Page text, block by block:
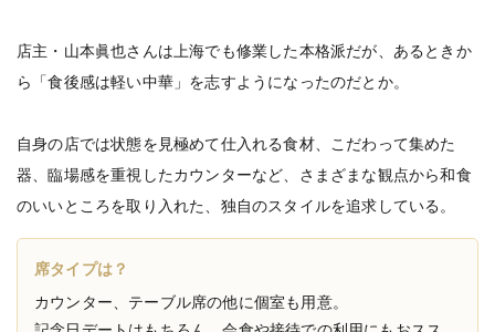
店主・山本眞也さんは上海でも修業した本格派だが、あるときか
ら「食後感は軽い中華」を志すようになったのだとか。
自身の店では状態を見極めて仕入れる食材、こだわって集めた
器、臨場感を重視したカウンターなど、さまざまな観点から和食
のいいところを取り入れた、独自のスタイルを追求している。
席タイプは？
カウンター、テーブル席の他に個室も用意。